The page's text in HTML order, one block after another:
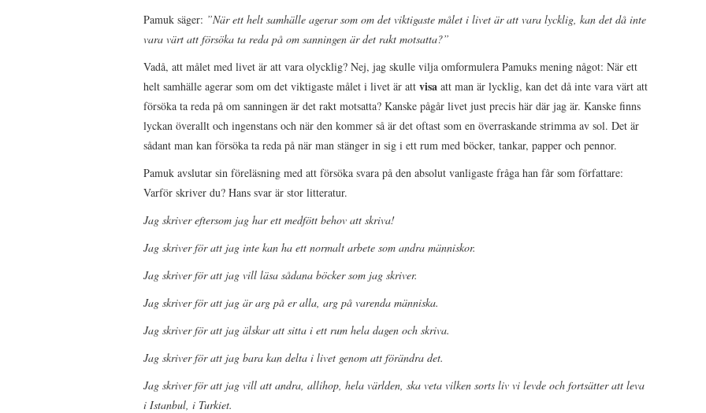
Pamuk säger: ”När ett helt samhälle agerar som om det viktigaste målet i livet är att vara lycklig, kan det då inte
vara värt att försöka ta reda på om sanningen är det rakt motsatta?”
Vadå, att målet med livet är att vara olycklig? Nej, jag skulle vilja omformulera Pamuks mening något: När ett
helt samhälle agerar som om det viktigaste målet i livet är att visa att man är lycklig, kan det då inte vara värt att
försöka ta reda på om sanningen är det rakt motsatta? Kanske pågår livet just precis här där jag är. Kanske finns
lyckan överallt och ingenstans och när den kommer så är det oftast som en överraskande strimma av sol. Det är
sådant man kan försöka ta reda på när man stänger in sig i ett rum med böcker, tankar, papper och pennor.
Pamuk avslutar sin föreläsning med att försöka svara på den absolut vanligaste fråga han får som författare:
Varför skriver du? Hans svar är stor litteratur.
Jag skriver eftersom jag har ett medfött behov att skriva!
Jag skriver för att jag inte kan ha ett normalt arbete som andra människor.
Jag skriver för att jag vill läsa sådana böcker som jag skriver.
Jag skriver för att jag är arg på er alla, arg på varenda människa.
Jag skriver för att jag älskar att sitta i ett rum hela dagen och skriva.
Jag skriver för att jag bara kan delta i livet genom att förändra det.
Jag skriver för att jag vill att andra, allihop, hela världen, ska veta vilken sorts liv vi levde och fortsätter att leva
i Istanbul, i Turkiet.